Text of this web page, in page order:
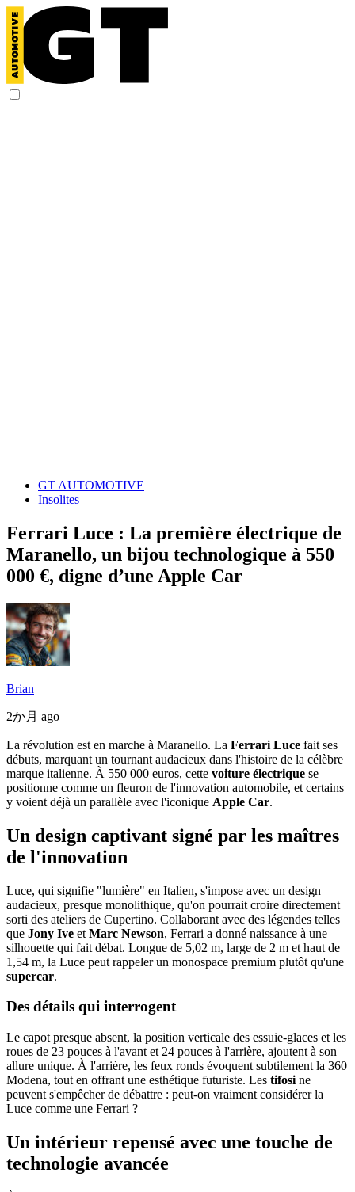
GT AUTOMOTIVE
Insolites
Ferrari Luce : La première électrique de
Maranello, un bijou technologique à 550
000 €, digne d’une Apple Car
Brian
2か月 ago
La révolution est en marche à Maranello. La Ferrari Luce fait ses
débuts, marquant un tournant audacieux dans l'histoire de la célèbre
marque italienne. À 550 000 euros, cette voiture électrique se
positionne comme un fleuron de l'innovation automobile, et certains
y voient déjà un parallèle avec l'iconique Apple Car.
Un design captivant signé par les maîtres
de l'innovation
Luce, qui signifie "lumière" en Italien, s'impose avec un design
audacieux, presque monolithique, qu'on pourrait croire directement
sorti des ateliers de Cupertino. Collaborant avec des légendes telles
que Jony Ive et Marc Newson, Ferrari a donné naissance à une
silhouette qui fait débat. Longue de 5,02 m, large de 2 m et haut de
1,54 m, la Luce peut rappeler un monospace premium plutôt qu'une
supercar.
Des détails qui interrogent
Le capot presque absent, la position verticale des essuie-glaces et les
roues de 23 pouces à l'avant et 24 pouces à l'arrière, ajoutent à son
allure unique. À l'arrière, les feux ronds évoquent subtilement la 360
Modena, tout en offrant une esthétique futuriste. Les tifosi ne
peuvent s'empêcher de débattre : peut-on vraiment considérer la
Luce comme une Ferrari ?
Un intérieur repensé avec une touche de
technologie avancée